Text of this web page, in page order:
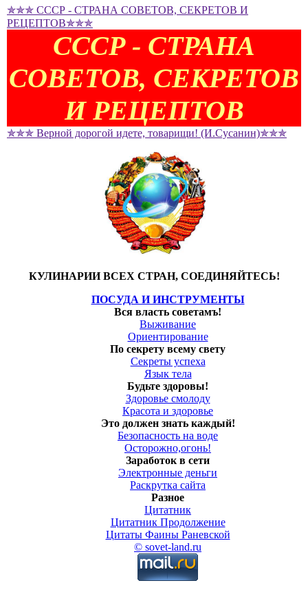
✯✯✯ СССР - СТРАНА СОВЕТОВ, СЕКРЕТОВ И
РЕЦЕПТОВ✯✯✯
СССР - СТРАНА
СОВЕТОВ, СЕКРЕТОВ
И РЕЦЕПТОВ
✯✯✯ Верной дорогой идете, товарищи! (И.Сусанин)✯✯✯
КУЛИНАРИИ ВСЕХ СТРАН, СОЕДИНЯЙТЕСЬ!
ПОСУДА И ИНСТРУМЕНТЫ
Вся власть советамъ!
Выживание
Ориентирование
По секрету всему свету
Секреты успеха
Язык тела
Будьте здоровы!
Здоровье смолоду
Красота и здоровье
Это должен знать каждый!
Безопасность на воде
Осторожно,огонь!
Заработок в сети
Электронные деньги
Раскрутка сайта
Разное
Цитатник
Цитатник Продолжение
Цитаты Фаины Раневской
© sovet-land.ru